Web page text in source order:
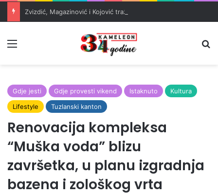
Gdje jesti Gdje provesti vikend Istaknuto
Kultura
Lifestyle
Tuzlanski kanton
Renovacija kompleksa
“Muška voda” blizu
završetka, u planu izgradnja
bazena i zološkog vrta